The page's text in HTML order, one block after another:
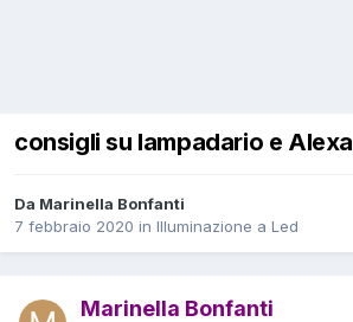
consigli su lampadario e Alexa
Da Marinella Bonfanti
7 febbraio 2020 in Illuminazione a Led
Marinella Bonfanti